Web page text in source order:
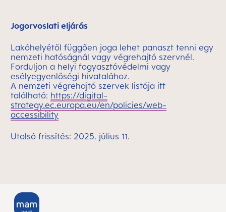
Jogorvoslati eljárás
Lakóhelyétől függően joga lehet panaszt tenni egy
nemzeti hatóságnál vagy végrehajtó szervnél.
Forduljon a helyi fogyasztóvédelmi vagy
esélyegyenlőségi hivatalához.
A nemzeti végrehajtó szervek listája itt
található: https://digital-
strategy.ec.europa.eu/en/policies/web-
accessibility
Utolsó frissítés: 2025. július 11.